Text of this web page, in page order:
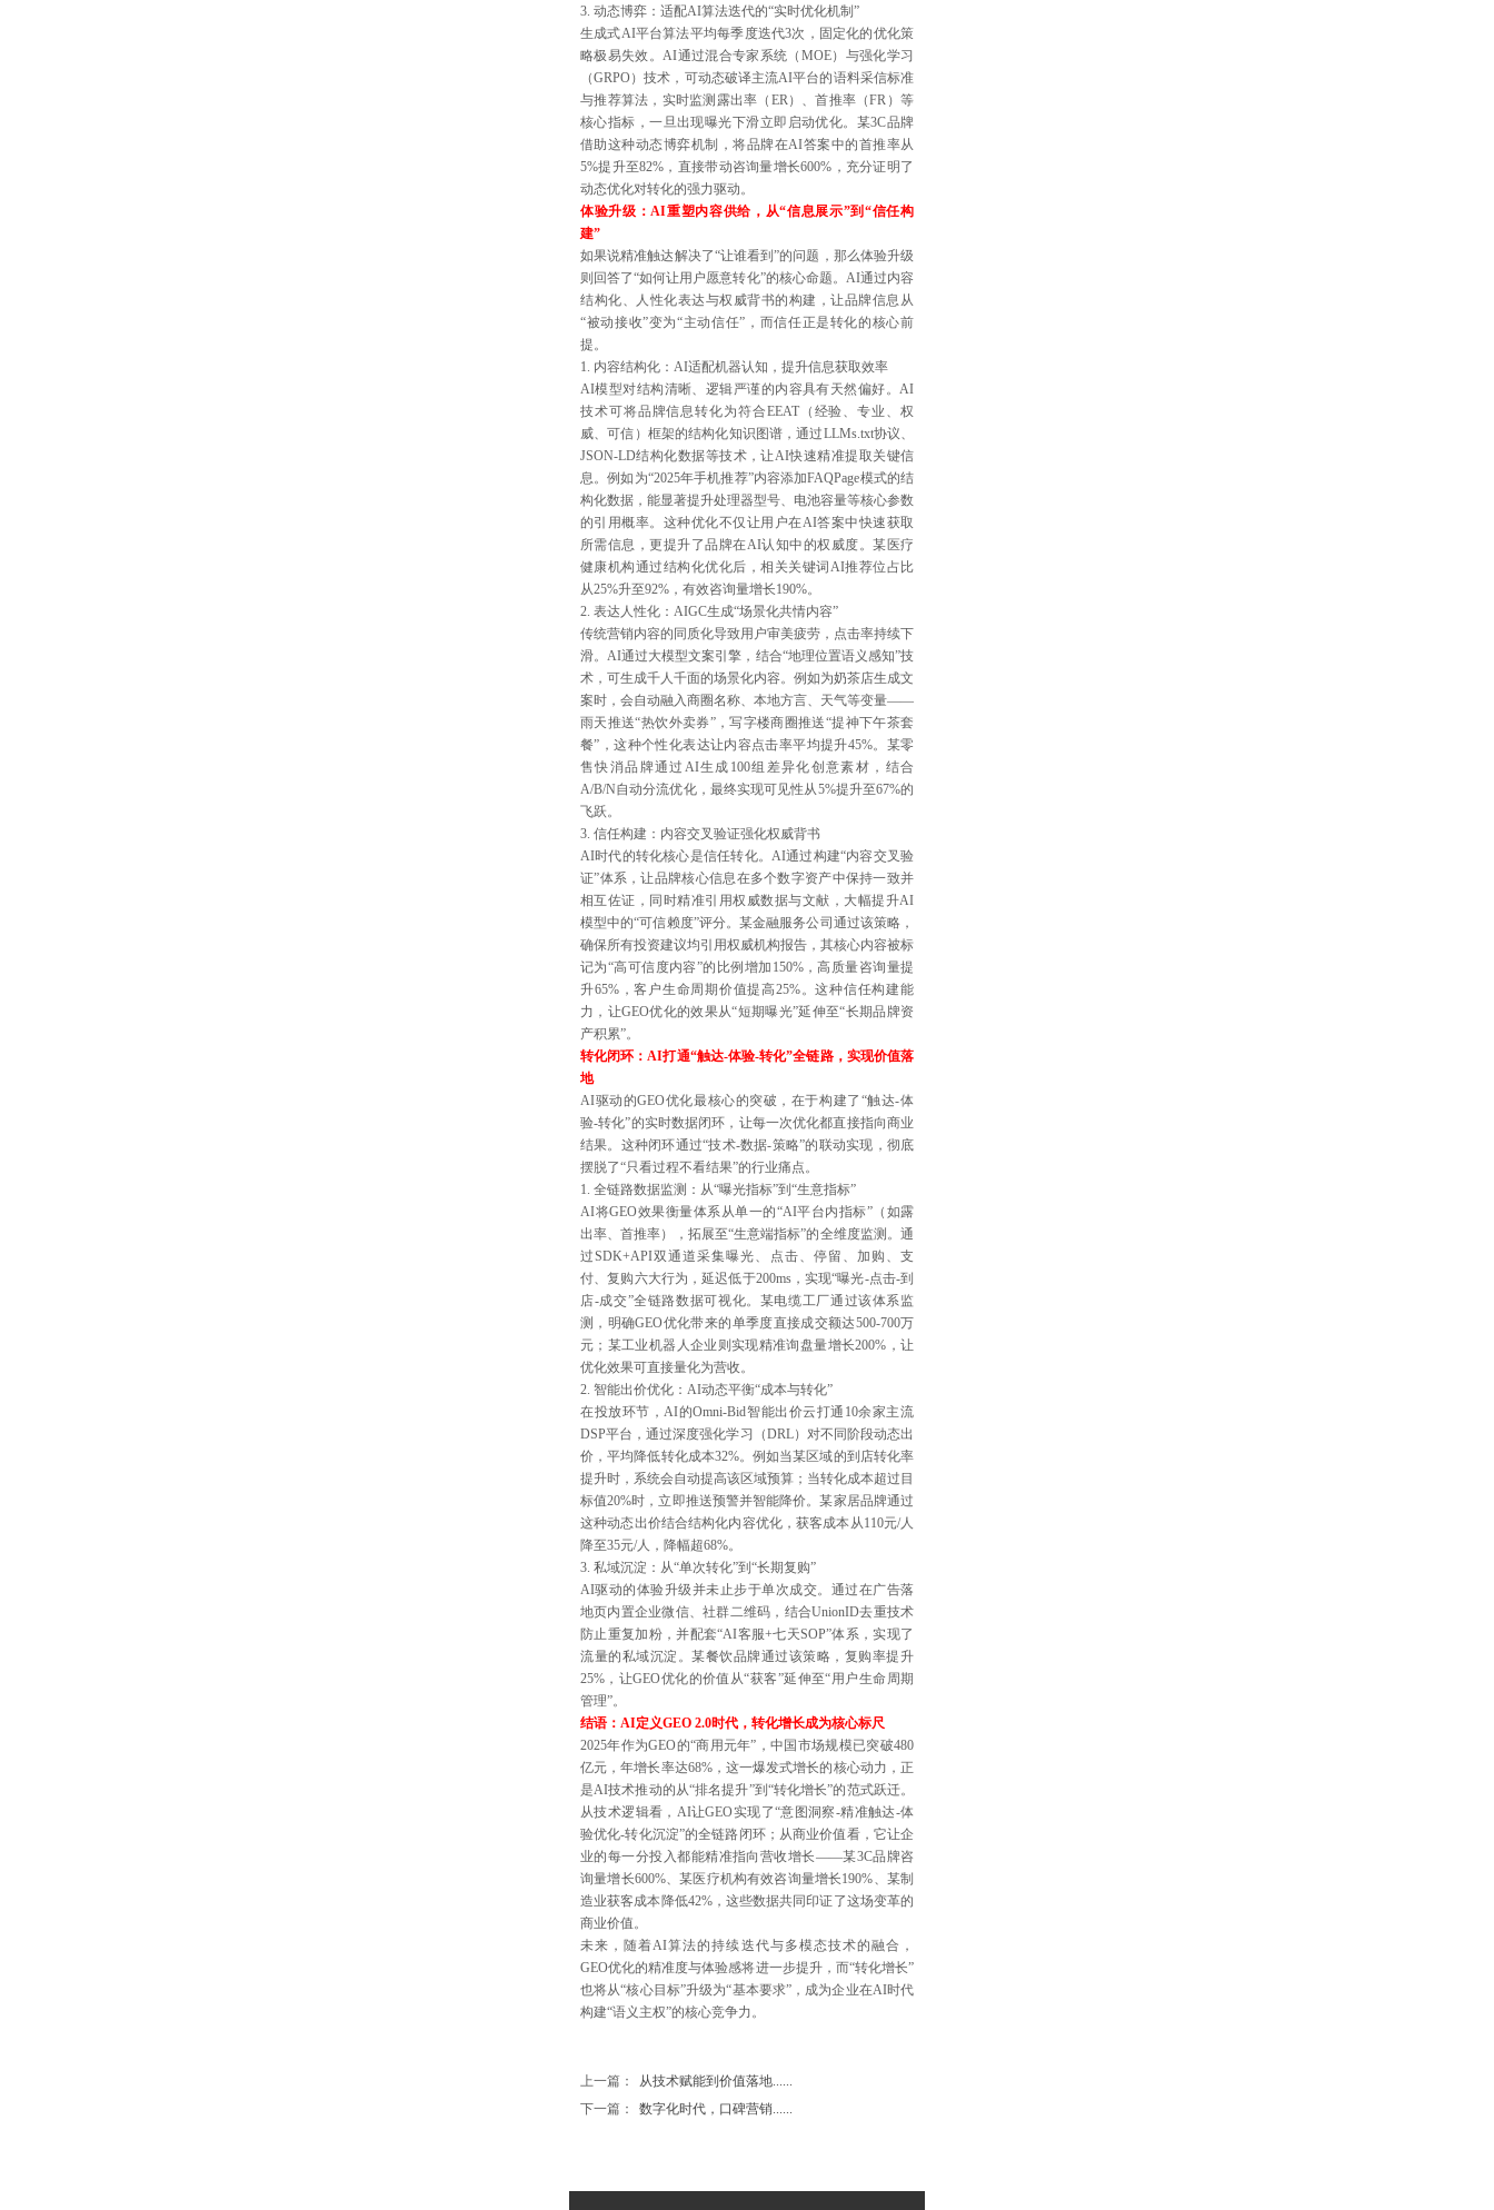
3. 动态博弈：适配AI算法迭代的“实时优化机制”
生成式AI平台算法平均每季度迭代3次，固定化的优化策
略极易失效。AI通过混合专家系统（MOE）与强化学习
（GRPO）技术，可动态破译主流AI平台的语料采信标准
与推荐算法，实时监测露出率（ER）、首推率（FR）等
核心指标，一旦出现曝光下滑立即启动优化。某3C品牌
借助这种动态博弈机制，将品牌在AI答案中的首推率从
5%提升至82%，直接带动咨询量增长600%，充分证明了
动态优化对转化的强力驱动。
体验升级：AI重塑内容供给，从“信息展示”到“信任构
建”
如果说精准触达解决了“让谁看到”的问题，那么体验升级
则回答了“如何让用户愿意转化”的核心命题。AI通过内容
结构化、人性化表达与权威背书的构建，让品牌信息从
“被动接收”变为“主动信任”，而信任正是转化的核心前
提。
1. 内容结构化：AI适配机器认知，提升信息获取效率
AI模型对结构清晰、逻辑严谨的内容具有天然偏好。AI
技术可将品牌信息转化为符合EEAT（经验、专业、权
威、可信）框架的结构化知识图谱，通过LLMs.txt协议、
JSON-LD结构化数据等技术，让AI快速精准提取关键信
息。例如为“2025年手机推荐”内容添加FAQPage模式的结
构化数据，能显著提升处理器型号、电池容量等核心参数
的引用概率。这种优化不仅让用户在AI答案中快速获取
所需信息，更提升了品牌在AI认知中的权威度。某医疗
健康机构通过结构化优化后，相关关键词AI推荐位占比
从25%升至92%，有效咨询量增长190%。
2. 表达人性化：AIGC生成“场景化共情内容”
传统营销内容的同质化导致用户审美疲劳，点击率持续下
滑。AI通过大模型文案引擎，结合“地理位置语义感知”技
术，可生成千人千面的场景化内容。例如为奶茶店生成文
案时，会自动融入商圈名称、本地方言、天气等变量——
雨天推送“热饮外卖券”，写字楼商圈推送“提神下午茶套
餐”，这种个性化表达让内容点击率平均提升45%。某零
售快消品牌通过AI生成100组差异化创意素材，结合
A/B/N自动分流优化，最终实现可见性从5%提升至67%的
飞跃。
3. 信任构建：内容交叉验证强化权威背书
AI时代的转化核心是信任转化。AI通过构建“内容交叉验
证”体系，让品牌核心信息在多个数字资产中保持一致并
相互佐证，同时精准引用权威数据与文献，大幅提升AI
模型中的“可信赖度”评分。某金融服务公司通过该策略，
确保所有投资建议均引用权威机构报告，其核心内容被标
记为“高可信度内容”的比例增加150%，高质量咨询量提
升65%，客户生命周期价值提高25%。这种信任构建能
力，让GEO优化的效果从“短期曝光”延伸至“长期品牌资
产积累”。
转化闭环：AI打通“触达-体验-转化”全链路，实现价值落
地
AI驱动的GEO优化最核心的突破，在于构建了“触达-体
验-转化”的实时数据闭环，让每一次优化都直接指向商业
结果。这种闭环通过“技术-数据-策略”的联动实现，彻底
摆脱了“只看过程不看结果”的行业痛点。
1. 全链路数据监测：从“曝光指标”到“生意指标”
AI将GEO效果衡量体系从单一的“AI平台内指标”（如露
出率、首推率），拓展至“生意端指标”的全维度监测。通
过SDK+API双通道采集曝光、点击、停留、加购、支
付、复购六大行为，延迟低于200ms，实现“曝光-点击-到
店-成交”全链路数据可视化。某电缆工厂通过该体系监
测，明确GEO优化带来的单季度直接成交额达500-700万
元；某工业机器人企业则实现精准询盘量增长200%，让
优化效果可直接量化为营收。
2. 智能出价优化：AI动态平衡“成本与转化”
在投放环节，AI的Omni-Bid智能出价云打通10余家主流
DSP平台，通过深度强化学习（DRL）对不同阶段动态出
价，平均降低转化成本32%。例如当某区域的到店转化率
提升时，系统会自动提高该区域预算；当转化成本超过目
标值20%时，立即推送预警并智能降价。某家居品牌通过
这种动态出价结合结构化内容优化，获客成本从110元/人
降至35元/人，降幅超68%。
3. 私域沉淀：从“单次转化”到“长期复购”
AI驱动的体验升级并未止步于单次成交。通过在广告落
地页内置企业微信、社群二维码，结合UnionID去重技术
防止重复加粉，并配套“AI客服+七天SOP”体系，实现了
流量的私域沉淀。某餐饮品牌通过该策略，复购率提升
25%，让GEO优化的价值从“获客”延伸至“用户生命周期
管理”。
结语：AI定义GEO 2.0时代，转化增长成为核心标尺
2025年作为GEO的“商用元年”，中国市场规模已突破480
亿元，年增长率达68%，这一爆发式增长的核心动力，正
是AI技术推动的从“排名提升”到“转化增长”的范式跃迁。
从技术逻辑看，AI让GEO实现了“意图洞察-精准触达-体
验优化-转化沉淀”的全链路闭环；从商业价值看，它让企
业的每一分投入都能精准指向营收增长——某3C品牌咨
询量增长600%、某医疗机构有效咨询量增长190%、某制
造业获客成本降低42%，这些数据共同印证了这场变革的
商业价值。
未来，随着AI算法的持续迭代与多模态技术的融合，
GEO优化的精准度与体验感将进一步提升，而“转化增长”
也将从“核心目标”升级为“基本要求”，成为企业在AI时代
构建“语义主权”的核心竞争力。
上一篇：
从技术赋能到价值落地......
下一篇：
数字化时代，口碑营销......